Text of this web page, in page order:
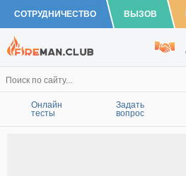
СОТРУДНИЧЕСТВО ВЫЗОВ
Онлайн
тесты
Задать
вопрос